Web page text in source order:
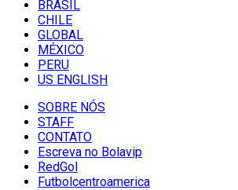
BRASIL
CHILE
GLOBAL
MÉXICO
PERU
US ENGLISH
SOBRE NÓS
STAFF
CONTATO
Escreva no Bolavip
RedGol
Futbolcentroamerica